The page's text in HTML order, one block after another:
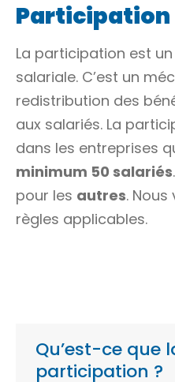
Participation
La participation est
salariale. C’est un
redistribution des
aux salariés. La
dans les entreprises
minimum 50 salariés
pour les autres.
règles applicables.
Qu’est-ce que
participation ?